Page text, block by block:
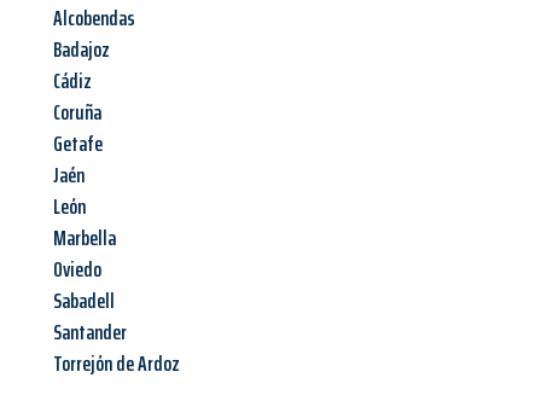
Alcobendas
Badajoz
Cádiz
Coruña
Getafe
Jaén
León
Marbella
Oviedo
Sabadell
Santander
Torrejón de Ardoz